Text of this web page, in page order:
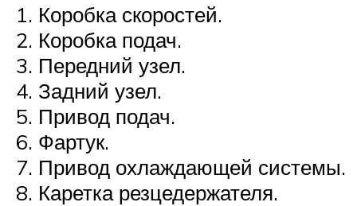
Коробка скоростей.
Коробка подач.
Передний узел.
Задний узел.
Привод подач.
Фартук.
Привод охлаждающей системы.
Каретка резцедержателя.